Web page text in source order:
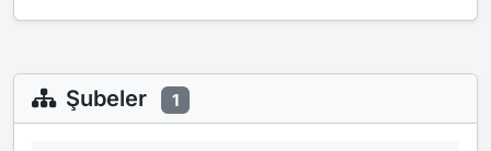
Şubeler 1